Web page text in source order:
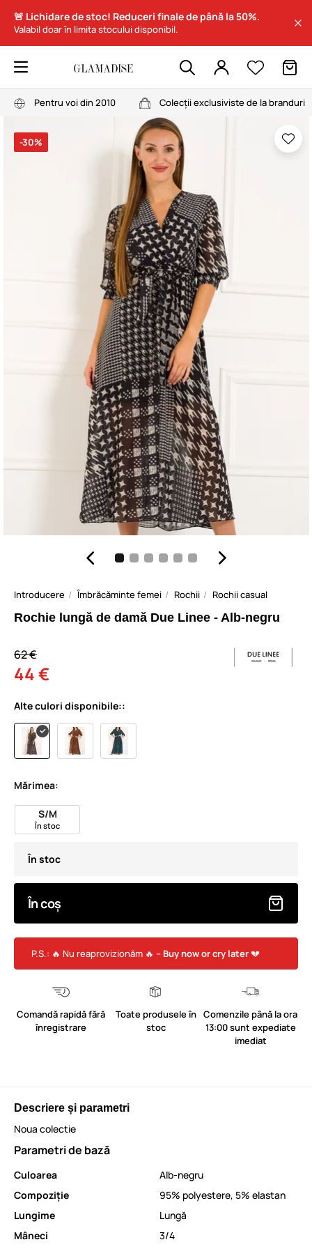
🚨 Lichidare de stoc! Reduceri finale de până la 50%.
Valabil doar în limita stocului disponibil.
Pentru voi din 2010 Colecții exclusiviste de la branduri
-30%
Introducere Îmbrăcăminte femei Rochii Rochii casual
Rochie lungă de damă Due Linee - Alb-negru
62 €
44 €
Alte culori disponibile::
Mărimea:
S/M
În stoc
În stoc
În coș
P.S.: 🔥 Nu reaprovizionăm 🔥 – Buy now or cry later💔
Comandă rapidă fără
înregistrare
Toate produsele în
stoc
Comenzile până la ora
13:00 sunt expediate
imediat
Descriere și parametri
Noua colectie
Parametri de bază
Culoarea
Alb-negru
Compoziție
95% polyestere, 5% elastan
Lungime
Lungă
Mâneci
3/4